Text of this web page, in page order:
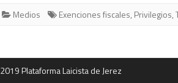
Medios Exenciones fiscales, Privilegios,
2019 Plataforma Laicista de Jerez